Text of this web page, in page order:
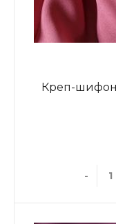
Креп-шифон
-